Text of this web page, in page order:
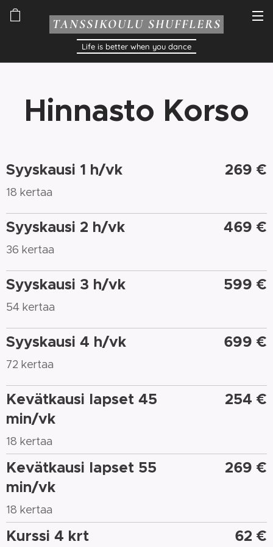
TANSSIKOULU SHUFFLERS
Life is better when you dance
Hinnasto Korso
Syyskausi 1 h/vk
18 kertaa
269 €
Syyskausi 2 h/vk
36 kertaa
469 €
Syyskausi 3 h/vk
54 kertaa
599 €
Syyskausi 4 h/vk
72 kertaa
699 €
Kevätkausi lapset 45
min/vk
18 kertaa
254 €
Kevätkausi lapset 55
min/vk
18 kertaa
269 €
Kurssi 4 krt 62 €